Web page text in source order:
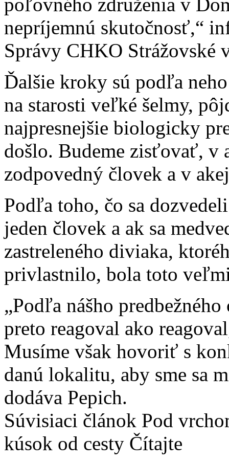
poľovného združenia v
nepríjemnú skutočnosť,“
Správy CHKO Strážovské
Ďalšie kroky sú podľa
na starosti veľké šelmy,
najpresnejšie biologicky
došlo. Budeme zisťovať, v
zodpovedný človek a v
Podľa toho, čo sa
jeden človek a ak sa
zastreleného diviaka,
privlastnilo, bola toto
„Podľa nášho
preto reagoval ako
Musíme však hovoriť s
danú lokalitu, aby sme sa
dodáva Pepich.
Súvisiaci článok Pod
kúsok od cesty Čítajte